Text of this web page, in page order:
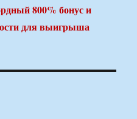
800% бонус и
для выигрыша